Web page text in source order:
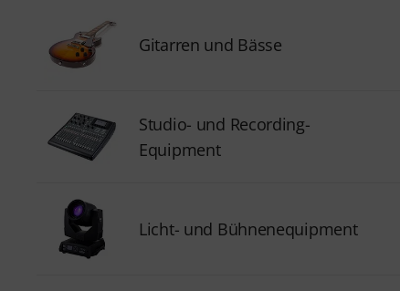
Gitarren und Bässe
Studio- und Recording-
Equipment
Licht- und Bühnenequipment